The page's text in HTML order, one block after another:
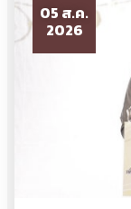
05 ส.ค.
2026